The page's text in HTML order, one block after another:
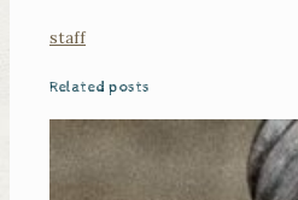
staff
Related posts